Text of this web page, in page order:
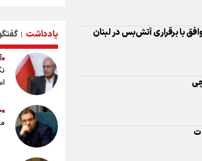
با برقراری آتش‌بس در لبنان
زیارت اربعین
وجه تسمیه و
وجه تسمیه و
راهنمای کامل
از طریق العلماء
وجه تسمیه و
وجه تسمیه و
بهترین موکب‌های
۱۴۰۵
یادداشت |